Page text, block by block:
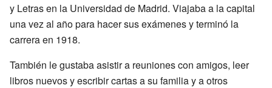
y Letras en la Universidad de Madrid. Viajaba a la capital
una vez al año para hacer sus exámenes y terminó la
carrera en 1918.
También le gustaba asistir a reuniones con amigos, leer
libros nuevos y escribir cartas a su familia y a otros